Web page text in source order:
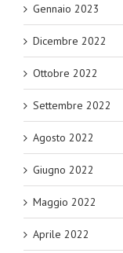
Gennaio 2023
Dicembre 2022
Ottobre 2022
Settembre 2022
Agosto 2022
Giugno 2022
Maggio 2022
Aprile 2022